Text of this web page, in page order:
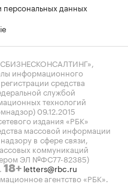
данных
информационного
средства
службой
технологий
09.12.2015
издания «РБК»
массовой информации
в сфере связи,
коммуникаций
ЭЛ №ФС77-82385)
18+ letters@rbc.ru
агентство «РБК».